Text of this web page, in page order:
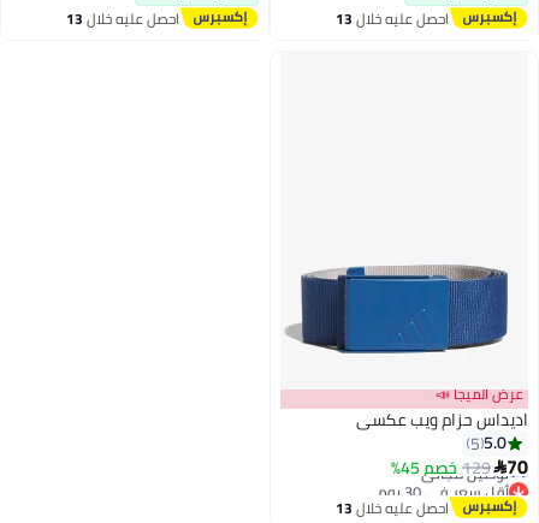
احصل عليه خلال13 احصل عليه خلال13
عرض الميجا 📣
اديداس حزام ويب عكسي
5.0
5
70
129 خصم 45%
أقل سعر في 30 يوم
توصيل مجاني
أقل سعر في 30 يوم
احصل عليه خلال13